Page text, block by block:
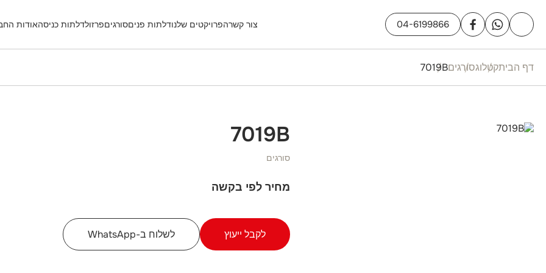
אודותדלתות כניסהפרזולסורגיםדלתות פניםהפרויקטים שלנוצור קשר 04-6199866
דף הביתקטלוגסורגים7019B
7019B
סורגים
מחיר לפי בקשה
לקבל ייעוץ לשלוח ב-WhatsApp